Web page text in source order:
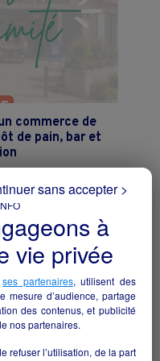
commerce de
de pain, bar et
à
vie privée
ses partenaires, utilisent des
mesure d’audience, partage
des contenus, et publicité
nos partenaires.
refuser l’utilisation, de la part
sans accepter >